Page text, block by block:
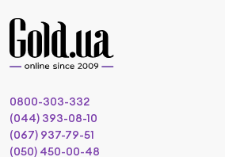
0800-303-332
(044) 393-08-10
(067) 937-79-51
(050) 450-00-48